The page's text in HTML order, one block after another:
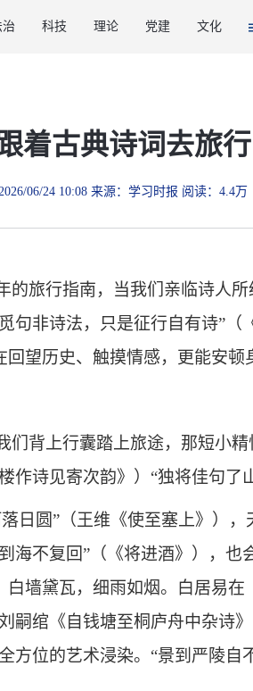
治 科技 理论 党建 文化
着古典诗词去旅行
06/24 10:08 来源：学习时报 阅读：4.4万
旅行指南，当我们亲临诗人
非诗法，只是征行自有诗”（
望历史、触摸情感，更能安顿
背上行囊踏上旅途，那短小
诗见寄次韵》）“独将佳句了
日圆”（王维《使至塞上》）
海不复回”（《将进酒》），
墙黛瓦，细雨如烟。白居易
嗣绾《自钱塘至桐庐舟中杂诗
位的艺术浸染。“景到严陵自